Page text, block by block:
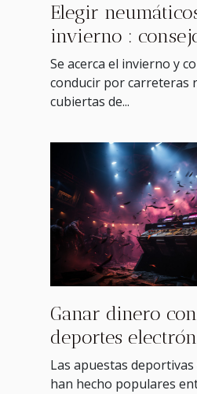
Elegir
invierno :
hacer la mejor
Se acerca el invierno y
conducir por carreteras
cubiertas de...
Ganar dinero
deportes
hacerlo?
Las apuestas
han hecho populares